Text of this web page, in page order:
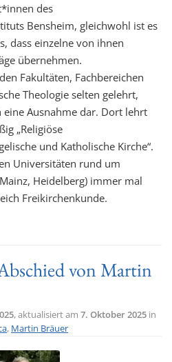
des
Bensheim, gleichwohl ist es
dass einzelne von ihnen
übernehmen.
Fakultäten, Fachbereichen
Theologie selten gelehrt,
eine Ausnahme dar. Dort lehrt
„Religiöse
und Katholische Kirche“.
Universitäten rund um
Heidelberg) immer mal
Freikirchenkunde.
von Martin
, aktualisiert am 7. Oktober 2025 in
, Martin Bräuer